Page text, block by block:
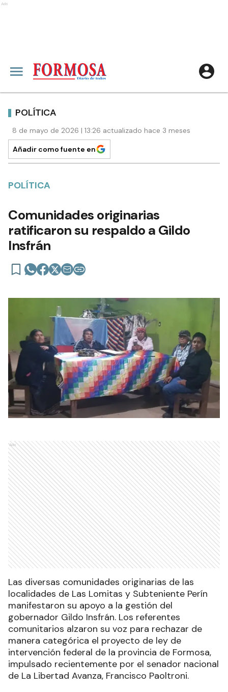
Ads
POLÍTICA
8 de mayo de 2026 | 13:26 actualizado hace 3 meses
Añadir como fuente en
POLÍTICA
Comunidades originarias
ratificaron su respaldo a Gildo
Insfrán
Ads
Las diversas comunidades originarias de las
localidades de Las Lomitas y Subteniente Perín
manifestaron su apoyo a la gestión del
gobernador Gildo Insfrán. Los referentes
comunitarios alzaron su voz para rechazar de
manera categórica el proyecto de ley de
intervención federal de la provincia de Formosa,
impulsado recientemente por el senador nacional
de La Libertad Avanza, Francisco Paoltroni.